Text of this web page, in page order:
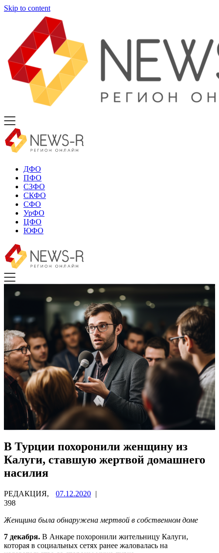
Skip to content
ДФО
ПФО
СЗФО
СКФО
СФО
УрФО
ЦФО
ЮФО
В Турции похоронили женщину из
Калуги, ставшую жертвой домашнего
насилия
РЕДАКЦИЯ, 07.12.2020 |
398
Женщина была обнаружена мертвой в собственном доме
7 декабря. В Анкаре похоронили жительницу Калуги,
которая в социальных сетях ранее жаловалась на